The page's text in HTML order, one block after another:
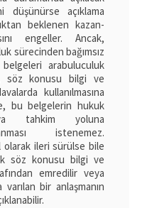
açıklama
beklenen kazan-
engeller. Ancak,
sürecinden bağımsız
arabuluculuk
söz konusu bilgi ve
kullanılmasına
bu belgelerin hukuk
tahkim yoluna
istenemez.
olarak ileri sürülse bile
söz konusu bilgi ve
emredilir veya
bir anlaşmanın